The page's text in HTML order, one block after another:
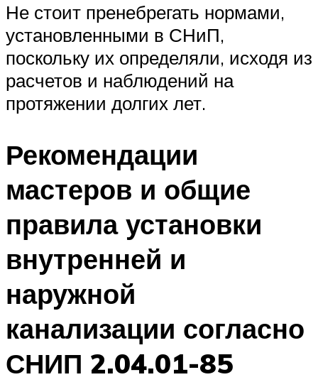
Не стоит пренебрегать нормами,
установленными в СНиП,
поскольку их определяли, исходя из
расчетов и наблюдений на
протяжении долгих лет.
Рекомендации
мастеров и общие
правила установки
внутренней и
наружной
канализации согласно
СНИП 2.04.01-85